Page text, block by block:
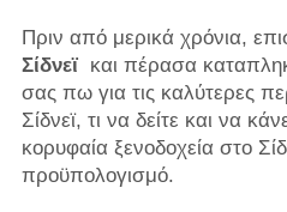
Πριν από μερικά χρόνια,
Σίδνεϊκαι πέρασα
σας πω για τις καλύτερες
Σίδνεϊ, τι να δείτε και να
κορυφαία ξενοδοχεία στο
προϋπολογισμό.